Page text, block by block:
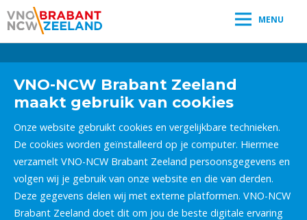
MENU
VNO-NCW Brabant Zeeland
maakt gebruik van cookies
Onze website gebruikt cookies en vergelijkbare technieken.
De cookies worden geïnstalleerd op je computer. Hiermee
verzamelt VNO-NCW Brabant Zeeland persoonsgegevens en
volgen wij je gebruik van onze website en die van derden.
Deze gegevens delen wij met externe platformen. VNO-NCW
Brabant Zeeland doet dit om jou de beste digitale ervaring